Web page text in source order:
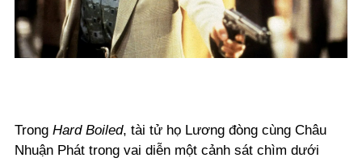
Trong Hard Boiled, tài tử họ Lương đòng cùng Châu
Nhuận Phát trong vai diễn một cảnh sát chìm dưới